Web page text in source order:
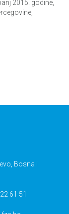
2015. godine,
Bosna i
61 51